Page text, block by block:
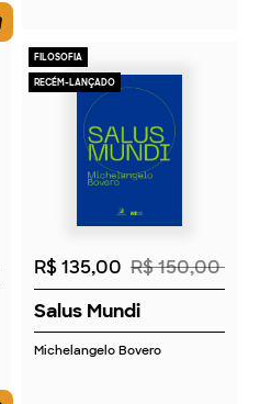
FILOSOFIA
RECÉM-LANÇADO
2026
R$ 135,00 R$ 150,00
Salus Mundi
Michelangelo Bovero